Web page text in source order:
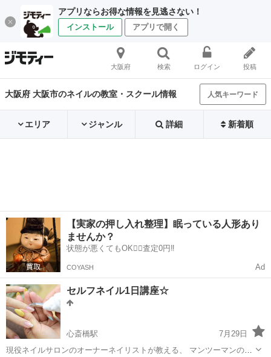
アプリならお得な情報を見逃さない！
インストール アプリで開く
大阪府 検索 ログイン 投稿
大阪府 大阪市のネイルの教室・スクール情報 人気キーワード
エリア ジャンル 詳細 新着順
【実家の押し入れ整理】眠っている人形あり
ませんか？
状態が悪くてもOK🙆‍♀️査定0円‼️
COYASH Ad
セルフネイル1日講座☆
心斎橋駅
7月29日
現役ネイルサロンのオーナーネイリストが教える、 マンツーマンの、